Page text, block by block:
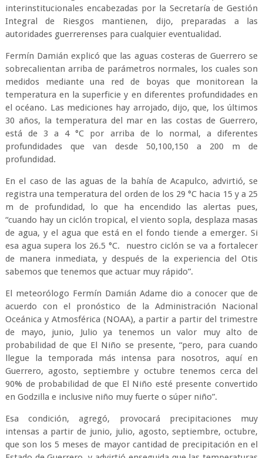
interinstitucionales encabezadas por la Secretaría de Gestión
Integral de Riesgos mantienen, dijo, preparadas a las
autoridades guerrerenses para cualquier eventualidad.
Fermín Damián explicó que las aguas costeras de Guerrero se
sobrecalientan arriba de parámetros normales, los cuales son
medidos mediante una red de boyas que monitorean la
temperatura en la superficie y en diferentes profundidades en
el océano. Las mediciones hay arrojado, dijo, que, los últimos
30 años, la temperatura del mar en las costas de Guerrero,
está de 3 a 4 °C por arriba de lo normal, a diferentes
profundidades que van desde 50,100,150 a 200 m de
profundidad.
En el caso de las aguas de la bahía de Acapulco, advirtió, se
registra una temperatura del orden de los 29 °C hacia 15 y a 25
m de profundidad, lo que ha encendido las alertas pues,
“cuando hay un ciclón tropical, el viento sopla, desplaza masas
de agua, y el agua que está en el fondo tiende a emerger. Si
esa agua supera los 26.5 °C. nuestro ciclón se va a fortalecer
de manera inmediata, y después de la experiencia del Otis
sabemos que tenemos que actuar muy rápido”.
El meteorólogo Fermín Damián Adame dio a conocer que de
acuerdo con el pronóstico de la Administración Nacional
Oceánica y Atmosférica (NOAA), a partir a partir del trimestre
de mayo, junio, Julio ya tenemos un valor muy alto de
probabilidad de que El Niño se presente, “pero, para cuando
llegue la temporada más intensa para nosotros, aquí en
Guerrero, agosto, septiembre y octubre tenemos cerca del
90% de probabilidad de que El Niño esté presente convertido
en Godzilla e inclusive niño muy fuerte o súper niño”.
Esa condición, agregó, provocará precipitaciones muy
intensas a partir de junio, julio, agosto, septiembre, octubre,
que son los 5 meses de mayor cantidad de precipitación en el